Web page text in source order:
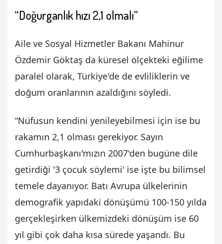
“Doğurganlık hızı 2,1 olmalı”
Aile ve Sosyal Hizmetler Bakanı Mahinur
Özdemir Göktaş da küresel ölçekteki eğilime
paralel olarak, Türkiye'de de evliliklerin ve
doğum oranlarının azaldığını söyledi.
“Nüfusun kendini yenileyebilmesi için ise bu
rakamın 2,1 olması gerekiyor. Sayın
Cumhurbaşkanı'mızın 2007'den bugüne dile
getirdiği '3 çocuk söylemi' ise işte bu bilimsel
temele dayanıyor. Batı Avrupa ülkelerinin
demografik yapıdaki dönüşümü 100-150 yılda
gerçekleşirken ülkemizdeki dönüşüm ise 60
yıl gibi çok daha kısa sürede yaşandı. Bu